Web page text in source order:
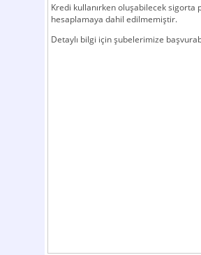
Kredi kullanırken oluşabilecek sigorta
hesaplamaya dahil edilmemiştir.
Detaylı bilgi için şubelerimize